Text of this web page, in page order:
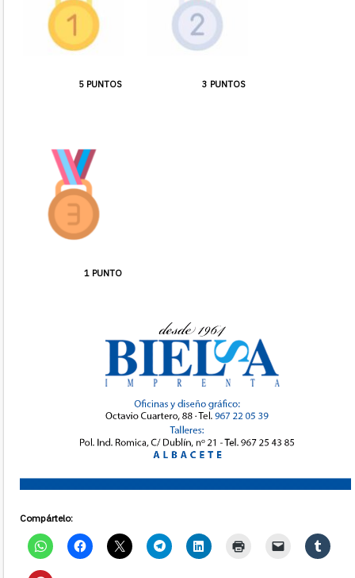
5 PUNTOS 3 PUNTOS
1 PUNTO
Compártelo: